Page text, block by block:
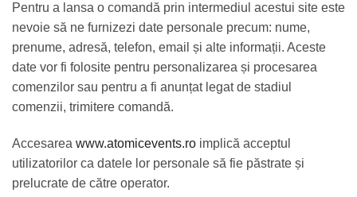
Pentru a lansa o comandă prin intermediul acestui site este
nevoie să ne furnizezi date personale precum: nume,
prenume, adresă, telefon, email și alte informații. Aceste
date vor fi folosite pentru personalizarea și procesarea
comenzilor sau pentru a fi anunțat legat de stadiul
comenzii, trimitere comandă.
Accesarea www.atomicevents.ro implică acceptul
utilizatorilor ca datele lor personale să fie păstrate și
prelucrate de către operator.